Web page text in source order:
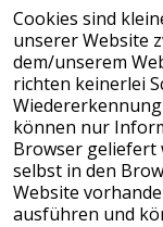
Cookies sind
unserer Website
dem/unserem
richten keinerlei
können nur
Browser geliefert
selbst in den
Website
ausführen und